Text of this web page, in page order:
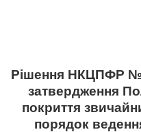
Рішення НКЦПФР №
затвердження
покриття
порядок